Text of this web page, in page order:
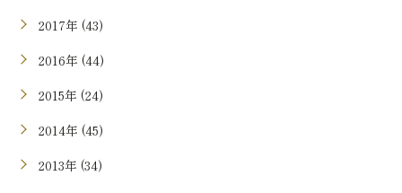
2017年 (43)
2016年 (44)
2015年 (24)
2014年 (45)
2013年 (34)